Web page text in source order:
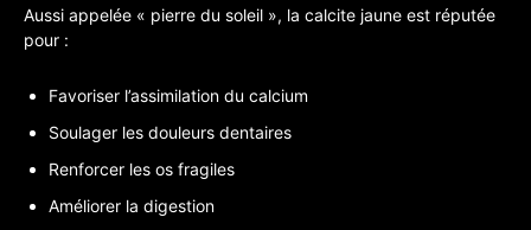
Aussi appelée « pierre du soleil », la calcite jaune est réputée
pour :
Favoriser l’assimilation du calcium
Soulager les douleurs dentaires
Renforcer les os fragiles
Améliorer la digestion